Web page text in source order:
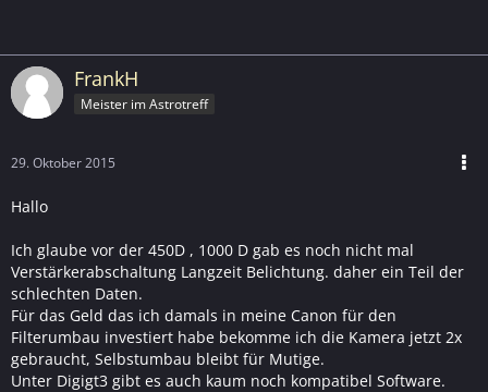
FrankH
Meister im Astrotreff
29. Oktober 2015
Hallo
Ich glaube vor der 450D , 1000 D gab es noch nicht mal
Verstärkerabschaltung Langzeit Belichtung. daher ein Teil der
schlechten Daten.
Für das Geld das ich damals in meine Canon für den
Filterumbau investiert habe bekomme ich die Kamera jetzt 2x
gebraucht, Selbstumbau bleibt für Mutige.
Unter Digigt3 gibt es auch kaum noch kompatibel Software.